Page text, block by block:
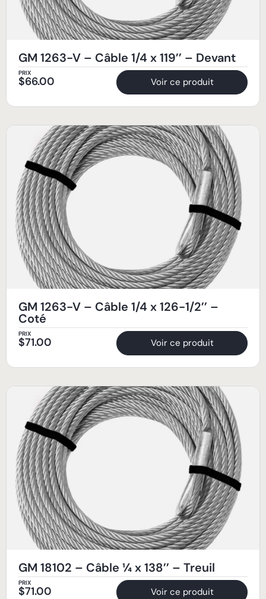
GM 1263-V – Câble 1/4 x 119’’ – Devant
PRIX
$66.00 Voir ce produit
GM 1263-V – Câble 1/4 x 126-1/2’’ –
Coté
PRIX
$71.00 Voir ce produit
GM 18102 – Câble ¼ x 138’’ – Treuil
PRIX
$71.00 Voir ce produit